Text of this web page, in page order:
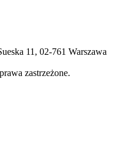
11, 02-761 Warszawa
zastrzeżone.